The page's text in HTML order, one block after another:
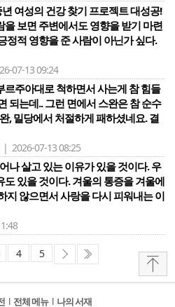
여성의 건강 찾기 프로젝트 대성공!
보면 주변에서도 영향을 받기 마련
정적 영향을 준 사람이 아닌가 싶다.
07-13 09:24
주아대로 척하면서 사는게 참 힘들
되는데.. 그런 면에서 스완은 참 순수
, 밀당에서 처절하게 패하셨네요. 결
2026-07-13 08:25
나 살고 있는 이유가 있을 것이다. 우
있을 것이다. 겨울의 통증을 겨울에
지 않으면서 사랑을 다시 피워내는 이
4 5
l 전체 메뉴 l 나의 서재